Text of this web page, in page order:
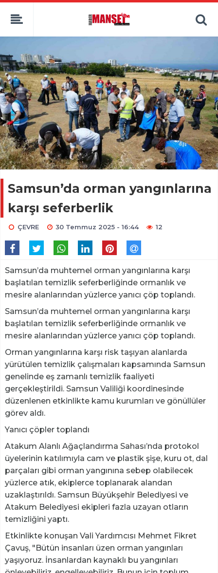
Samsun’da orman yangınlarına
karşı seferberlik
ÇEVRE 30 Temmuz 2025 - 16:44 12
Samsun’da muhtemel orman yangınlarına karşı
başlatılan temizlik seferberliğinde ormanlık ve
mesire alanlarından yüzlerce yanıcı çöp toplandı.
Samsun’da muhtemel orman yangınlarına karşı
başlatılan temizlik seferberliğinde ormanlık ve
mesire alanlarından yüzlerce yanıcı çöp toplandı.
Orman yangınlarına karşı risk taşıyan alanlarda
yürütülen temizlik çalışmaları kapsamında Samsun
genelinde eş zamanlı temizlik faaliyeti
gerçekleştirildi. Samsun Valiliği koordinesinde
düzenlenen etkinlikte kamu kurumları ve gönüllüler
görev aldı.
Yanıcı çöpler toplandı
Atakum Alanlı Ağaçlandırma Sahası’nda protokol
üyelerinin katılımıyla cam ve plastik şişe, kuru ot, dal
parçaları gibi orman yangınına sebep olabilecek
yüzlerce atık, ekiplerce toplanarak alandan
uzaklaştırıldı. Samsun Büyükşehir Belediyesi ve
Atakum Belediyesi ekipleri fazla uzayan otların
temizliğini yaptı.
Etkinlikte konuşan Vali Yardımcısı Mehmet Fikret
Çavuş, "Bütün insanları üzen orman yangınları
yaşıyoruz. İnsanlardan kaynaklı bu yangınları